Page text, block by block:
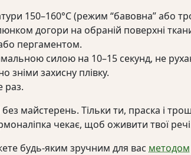
150–160°C (режим “бавовна” або
догори на обраній поверхні
пергаментом.
силою на 10–15 секунд, не
захисну плівку.
раз.
майстерень. Тільки ти, праска і
чекає, щоб оживити твої
будь-яким зручним для вас методом